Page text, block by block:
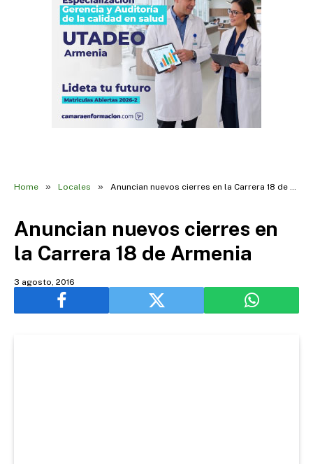
Home » Locales » Anuncian nuevos cierres en la Carrera 18 de Armenia
Anuncian nuevos cierres en
la Carrera 18 de Armenia
3 agosto, 2016